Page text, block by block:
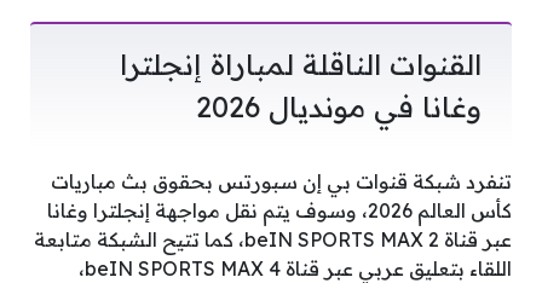
القنوات الناقلة لمباراة إنجلترا
وغانا في مونديال 2026
تنفرد شبكة قنوات بي إن سبورتس بحقوق بث مباريات
كأس العالم 2026، وسوف يتم نقل مواجهة إنجلترا وغانا
عبر قناة beIN SPORTS MAX 2، كما تتيح الشبكة متابعة
اللقاء بتعليق عربي عبر قناة beIN SPORTS MAX 4،